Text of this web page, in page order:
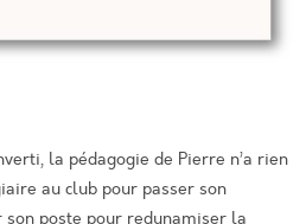
la pédagogie de Pierre n’a rien
au club pour passer son
son poste pour redynamiser la